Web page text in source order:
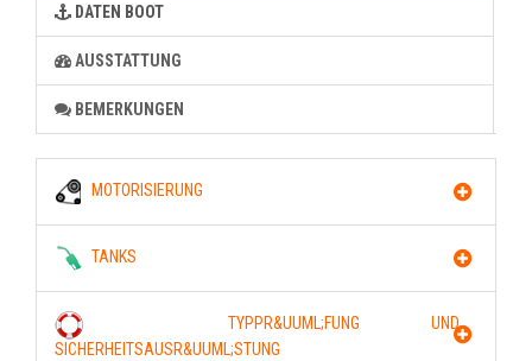
DATEN BOOT
AUSSTATTUNG
BEMERKUNGEN
MOTORISIERUNG
TANKS
TYPPR&UUML;FUNG UND
SICHERHEITSAUSR&UUML;STUNG